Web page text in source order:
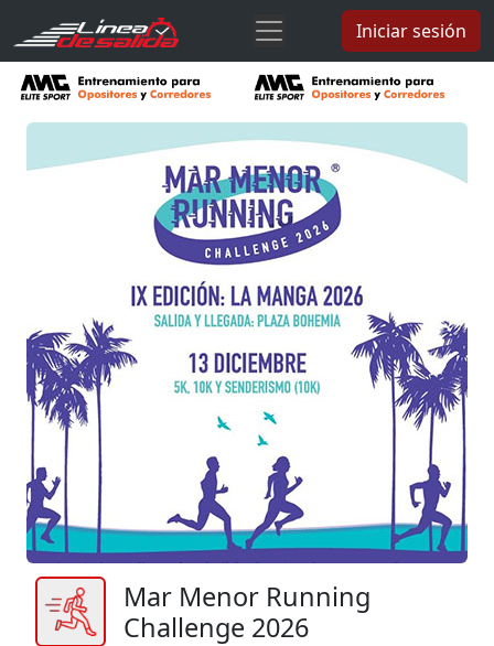
Iniciar sesión
Mar Menor Running
Challenge 2026